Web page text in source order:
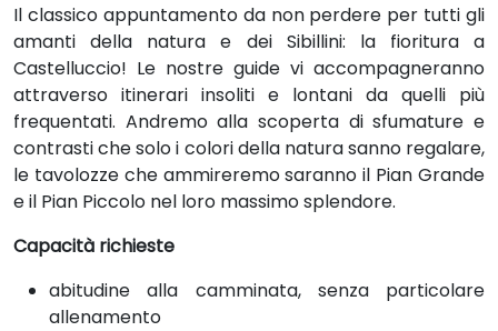
Il classico appuntamento da non perdere per tutti gli
amanti della natura e dei Sibillini: la fioritura a
Castelluccio! Le nostre guide vi accompagneranno
attraverso itinerari insoliti e lontani da quelli più
frequentati. Andremo alla scoperta di sfumature e
contrasti che solo i colori della natura sanno regalare,
le tavolozze che ammireremo saranno il Pian Grande
e il Pian Piccolo nel loro massimo splendore.
Capacità richieste
abitudine alla camminata, senza particolare
allenamento